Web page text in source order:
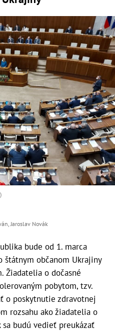
Jaroslav Novák
bude od 1. marca
štátnym občanom Ukrajiny
Žiadatelia o dočasné
pobytom, tzv.
o poskytnutie zdravotnej
rozsahu ako žiadatelia o
budú vedieť preukázať